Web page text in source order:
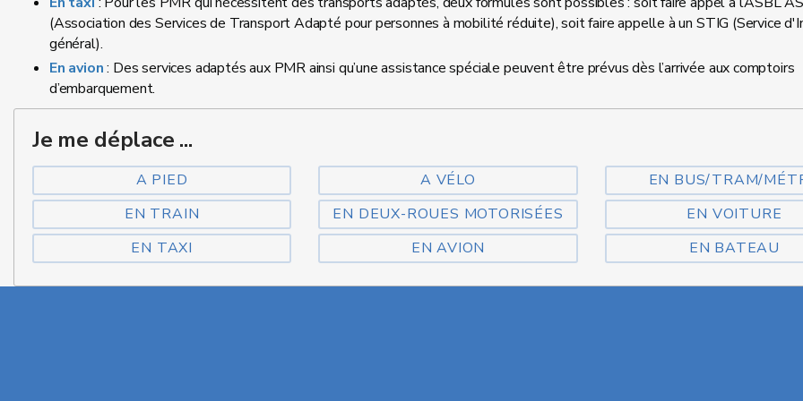
(Association des Services de Transport Adapté pour personnes à mobilité réduite), soit faire appelle à un STIG (Service
général).
En avion: Des services adaptés aux PMR ainsi qu’une assistance spéciale peuvent être prévus dès l’arrivée aux comptoirs
d’embarquement.
Je me déplace ...
A PIED A VÉLO
EN BUS/TRAM/
EN TRAIN
EN DEUX-ROUES MOTORISÉES
EN VOITURE
EN TAXI
EN AVION EN BATEAU